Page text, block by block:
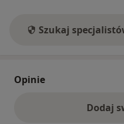
Szukaj
Opinie
Dodaj